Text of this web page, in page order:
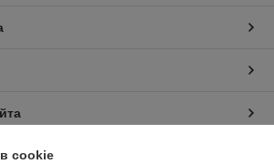
cookies
cookie